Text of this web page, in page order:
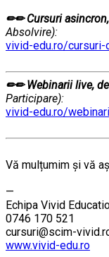
✏✏ Cursuri
Absolvire):
vivid-edu.ro/cursuri-
✏✏ Webinarii live,
Participare):
vivid-edu.ro/
Vă mulțumim și vă
—
Echipa Vivid
0746 170 521
cursuri@scim-
www.vivid-edu.ro